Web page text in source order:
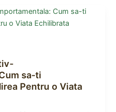
sa-ti
Pentru o Viata